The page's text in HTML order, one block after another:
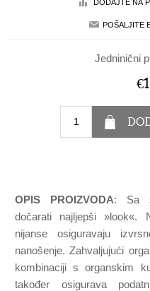
Jedninični
OPIS PROIZVODA: Sa
dočarati najljepši »look«.
nijanse osiguravaju
nanošenje. Zahvaljujući
kombinaciji s organskim
također osigurava